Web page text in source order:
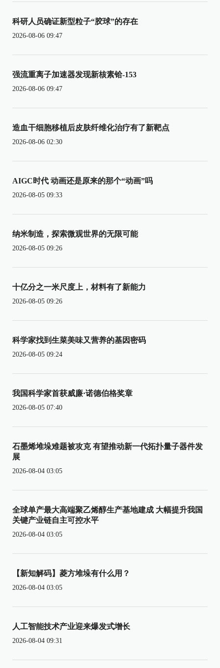
科研人员确证新型粒子“胶球”的存在
2026-08-06 09:47
强流重离子加速器发现新核素铪-153
2026-08-06 09:47
造血干细胞移植后皮肤纤维化治疗有了新靶点
2026-08-06 02:30
AIGC时代 动画还是原来的那个“动画”吗
2026-08-05 09:33
纳米制造，探索微观世界的无限可能
2026-08-05 09:26
十亿分之一米尺度上，材料有了新能力
2026-08-05 09:26
科学家找到生菜美味又营养的基因密码
2026-08-05 09:24
我国科学家首获威廉·诺德伯格奖章
2026-08-05 07:40
石墨烯堆垛难题被攻克 有望推动新一代拓扑量子器件发
展
2026-08-04 03:05
全球单产最大高端聚乙烯醇生产基地建成 大幅提升我国
关键产业链自主可控水平
2026-08-04 03:05
【新知解码】菱方堆垛有什么用？
2026-08-04 03:05
人工智能技术产业迎来爆发式增长
2026-08-04 09:31